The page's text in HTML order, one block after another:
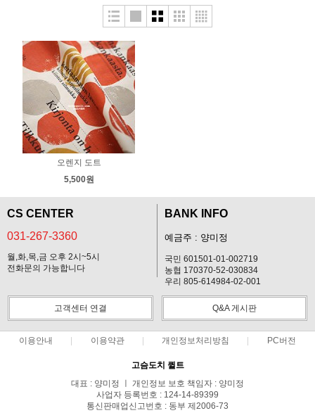
오렌지 도트
5,500원
CS CENTER
031-267-3360
월,화,목,금 오후 2시~5시
전화문의 가능합니다
BANK INFO
예금주 : 양미정
국민 601501-01-002719
농협 170370-52-030834
우리 805-614984-02-001
고객센터 연결 Q&A 게시판
이용안내 이용약관 개인정보처리방침 PC버전
고슴도치 퀼트
대표 : 양미정 ㅣ 개인정보 보호 책임자 : 양미정
사업자 등록번호 : 124-14-89399
통신판매업신고번호 : 동부 제2006-73